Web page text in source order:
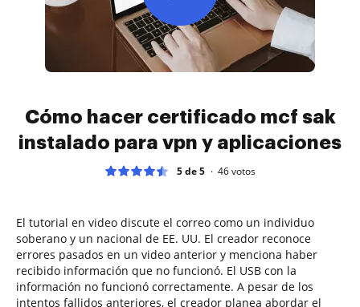
Cómo hacer certificado mcf sak
instalado para vpn y aplicaciones
5 de 5 46votos
El tutorial en video discute el correo como un individuo
soberano y un nacional de EE. UU. El creador reconoce
errores pasados en un video anterior y menciona haber
recibido información que no funcionó. El USB con la
información no funcionó correctamente. A pesar de los
intentos fallidos anteriores, el creador planea abordar el